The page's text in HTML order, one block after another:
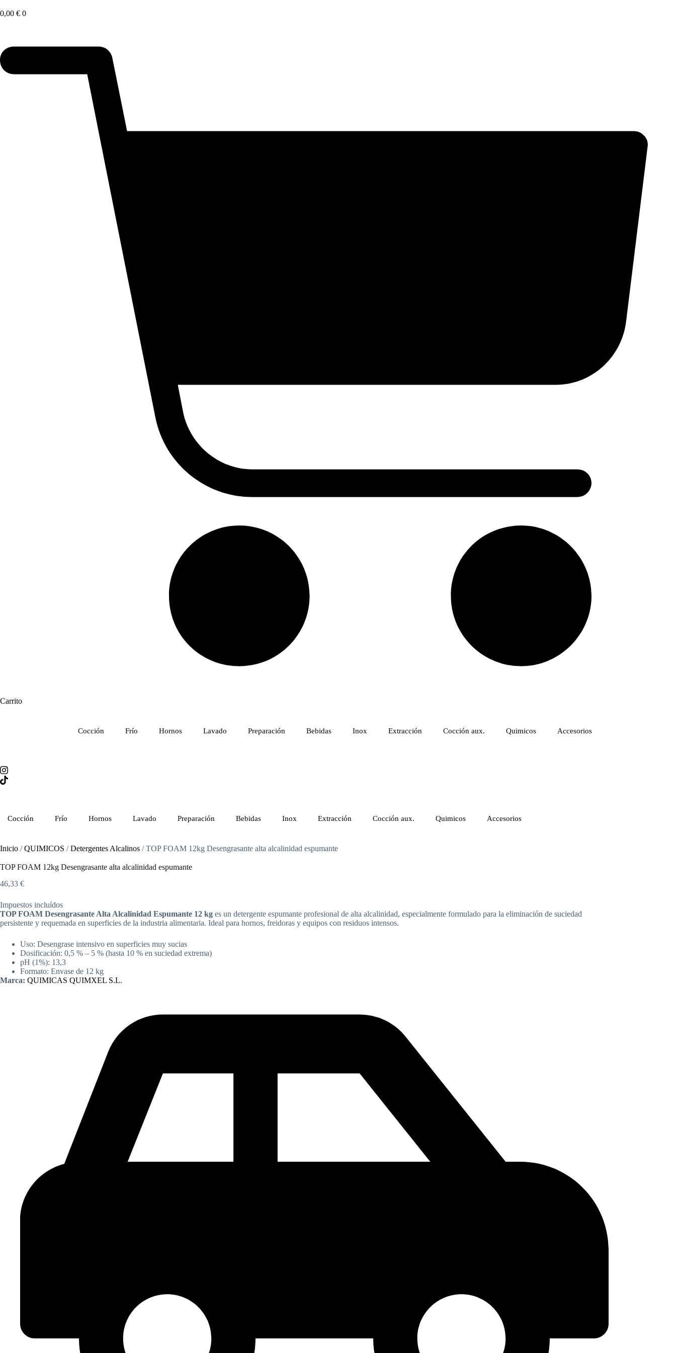
al
0,00 € 0
Carrito
Cocción Frío Hornos Lavado Preparación Bebidas Inox Extracción Cocción aux. Quimicos Accesorios
Cocción Frío Hornos Lavado Preparación Bebidas Inox Extracción Cocción aux. Quimicos Accesorios
Inicio /QUIMICOS /Detergentes Alcalinos / TOP FOAM 12kg Desengrasante alta alcalinidad espumante
TOP FOAM 12kg Desengrasante alta alcalinidad espumante
46,33 €
Impuestos incluídos
TOP FOAM Desengrasante Alta Alcalinidad Espumante 12 kg es un detergente espumante profesional de alta alcalinidad, especialmente formulado para la eliminación de suciedad
persistente y requemada en superficies de la industria alimentaria. Ideal para hornos, freidoras y equipos con residuos intensos.
Uso: Desengrase intensivo en superficies muy sucias
Dosificación: 0,5 % – 5 % (hasta 10 % en suciedad extrema)
pH (1%): 13,3
Formato: Envase de 12 kg
Marca: QUIMICAS QUIMXEL S.L.